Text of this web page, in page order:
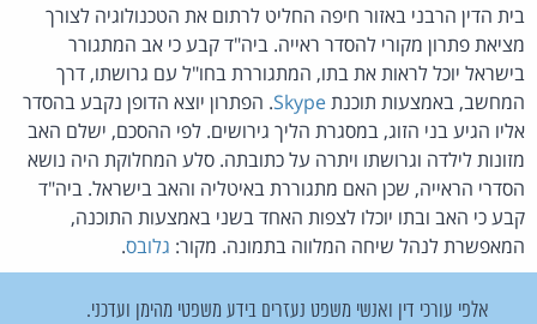
בית הדין הרבני באזור חיפה החליט לרתום את הטכנולוגיה לצורך
מציאת פתרון מקורי להסדר ראייה. ביה"ד קבע כי אב המתגורר
בישראל יוכל לראות את בתו, המתגוררת בחו"ל עם גרושתו, דרך
המחשב, באמצעות תוכנתSkype. הפתרון יוצא הדופן נקבע בהסדר
אליו הגיע בני הזוג, במסגרת הליך גירושים. לפי ההסכם, ישלם האב
מזונות לילדה וגרושתו ויתרה על כתובתה. סלע המחלוקת היה נושא
הסדרי הראייה, שכן האם מתגוררת באיטליה והאב בישראל. ביה"ד
קבע כי האב ובתו יוכלו לצפות האחד בשני באמצעות התוכנה,
המאפשרת לנהל שיחה המלווה בתמונה. מקור: גלובס.
אלפי עורכי דין ואנשי משפט נעזרים בידע משפטי מהימן ועדכני.